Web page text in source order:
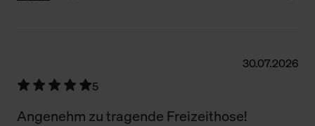
30.07.2026
5
Angenehm zu tragende Freizeithose!